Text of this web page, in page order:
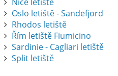
Oslo letiště - Sandefjord
Rhodos letiště
Řím letiště Fiumicino
Sardinie - Cagliari letiště
Split letiště